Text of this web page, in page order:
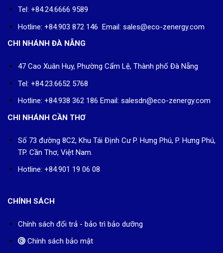
Tel: +84.24.6666 9589
Hotline: +84.903 872 146 Email: sales@eco-zenergy.com
CHI NHÁNH ĐÀ NẴNG
47 Cao Xuân Huy, Phường Cẩm Lệ, Thành phố Đà Nẵng
Tel: +84.23.6652 5768
Hotline: +84.938 362 186 Email: salesdn@eco-zenergy.com
CHI NHÁNH CẦN THƠ
Số 73 đường 8C2, Khu Tái Định Cư P. Hưng Phú, P. Hưng Phú,
TP. Cần Thơ, Việt Nam.
Hotline: +84.901 19 06 08
CHÍNH SÁCH
Chính sách đổi trả - bảo trì bảo dưỡng
Chính sách bảo mật